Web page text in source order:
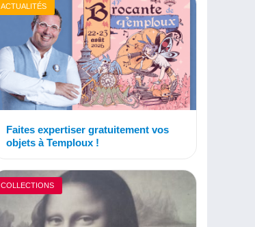
ACTUALITÉS
Faites expertiser gratuitement vos
objets à Temploux !
COLLECTIONS